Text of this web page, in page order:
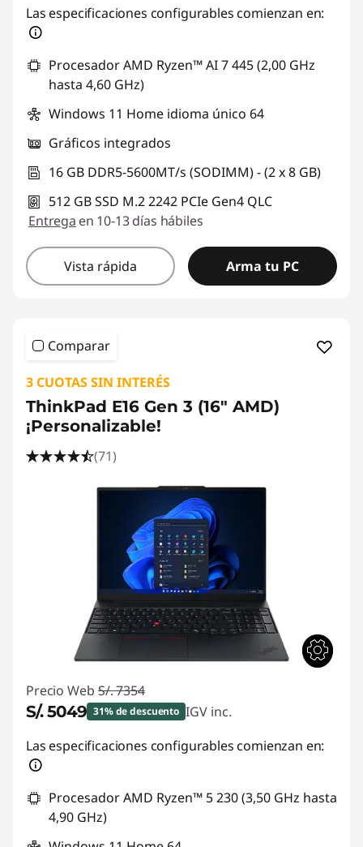
Ahorros instantáneos :-S/. 2323
Las especificaciones configurables comienzan en:
Procesador AMD Ryzen™ AI 7 445 (2,00 GHz
hasta 4,60 GHz)
Windows 11 Home idioma único 64
Gráficos integrados
16 GB DDR5-5600MT/s (SODIMM) - (2 x 8 GB)
512 GB SSD M.2 2242 PCIe Gen4 QLC
Entrega en 10-13 días hábiles
Vista rápida Arma tu PC
Comparar
3 CUOTAS SIN INTERÉS
ThinkPad E16 Gen 3 (16" AMD)
¡Personalizable!
(71)
Precio Web S/. 7354
S/. 5049 31% de descuento IGV inc.
Ahorros instantáneos :-S/. 2305
Las especificaciones configurables comienzan en:
Procesador AMD Ryzen™ 5 230 (3,50 GHz hasta
4,90 GHz)